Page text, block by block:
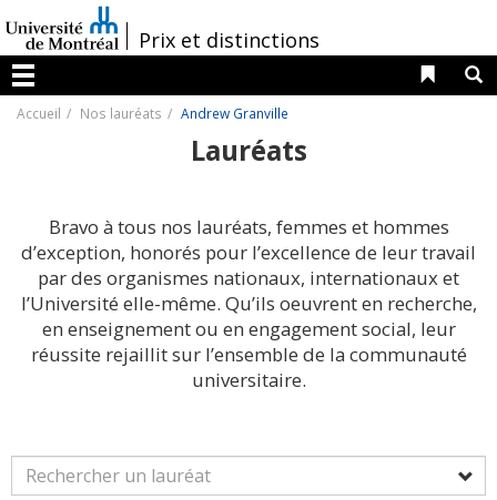
au
contenu
/Prix et distinctions
Menu
Liens
Accueil Nos lauréats Andrew Granville
Lauréats
Bravo à tous nos lauréats, femmes et hommes
d’exception, honorés pour l’excellence de leur travail
par des organismes nationaux, internationaux et
l’Université elle-même. Qu’ils oeuvrent en recherche,
en enseignement ou en engagement social, leur
réussite rejaillit sur l’ensemble de la communauté
universitaire.